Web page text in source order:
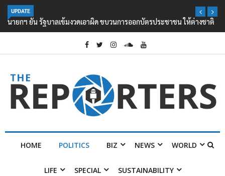
UPDATE
นายกฯ ยัน รัฐบาลเข้มงวดเอาผิด ขบวนการออกบัตรประชาชน ให้ต่างชาติ
HOME POLITICS BIZ NEWS WORLD
LIFE SPECIAL SUSTAINABILITY